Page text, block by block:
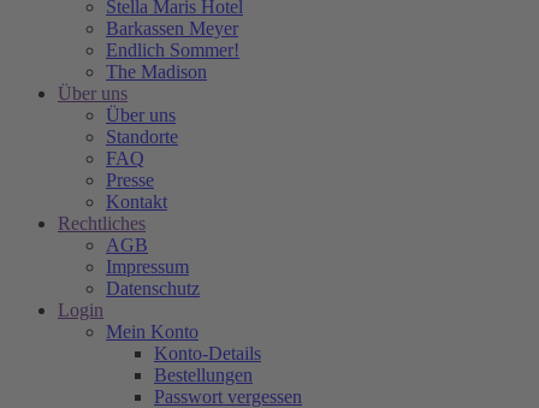
Stella Maris Hotel
Barkassen Meyer
Endlich Sommer!
The Madison
Über uns
Über uns
Standorte
FAQ
Presse
Kontakt
Rechtliches
AGB
Impressum
Datenschutz
Login
Mein Konto
Konto-Details
Bestellungen
Passwort vergessen